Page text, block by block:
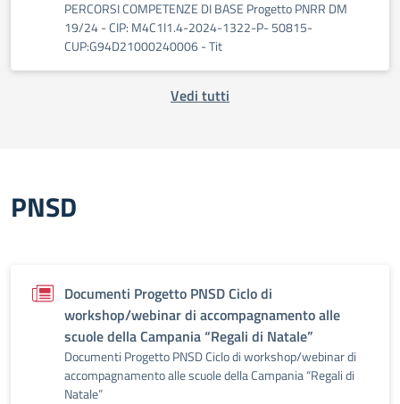
PERCORSI COMPETENZE DI BASE Progetto PNRR DM
19/24 - CIP: M4C1I1.4-2024-1322-P- 50815-
CUP:G94D21000240006 - Tit
Vedi tutti
PNSD
Documenti Progetto PNSD Ciclo di
workshop/webinar di accompagnamento alle
scuole della Campania “Regali di Natale”
Documenti Progetto PNSD Ciclo di workshop/webinar di
accompagnamento alle scuole della Campania “Regali di
Natale”